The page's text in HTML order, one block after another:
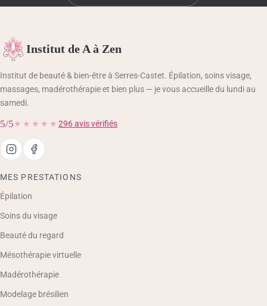
Institut de A à Zen
Institut de beauté & bien-être à Serres-Castet. Épilation, soins visage,
massages, madérothérapie et bien plus — je vous accueille du lundi au
samedi.
5/5★★★★★ 296 avis vérifiés
MES PRESTATIONS
Épilation
Soins du visage
Beauté du regard
Mésothérapie virtuelle
Madérothérapie
Modelage brésilien